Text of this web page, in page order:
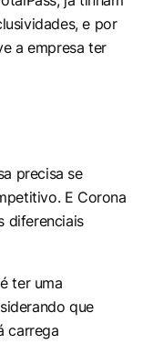
e por
a empresa ter
precisa se
E Corona
diferenciais
ter uma
que
carrega